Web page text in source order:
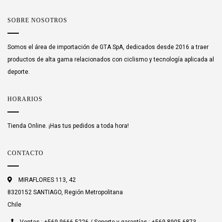
SOBRE NOSOTROS
Somos el área de importación de GTA SpA, dedicados desde 2016 a traer
productos de alta gama relacionados con ciclismo y tecnología aplicada al
deporte.
HORARIOS
Tienda Online. ¡Has tus pedidos a toda hora!
CONTACTO
MIRAFLORES 113, 42
8320152 SANTIAGO, Región Metropolitana
Chile